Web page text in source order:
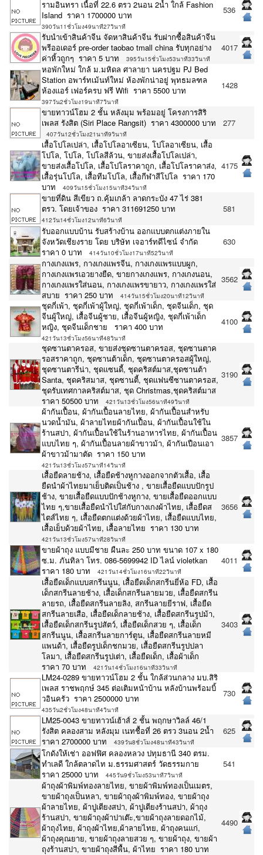
รามอินทรา เนื้อที่ 22.6 ตรว 2นอน 2น้ำ ใกล้ Fashion
Island ราคา 1700000 บาท
390วัน11ชั่วโมง49นาที27วินาที
536
รับนำเข้าสินค้าจีน จัดหาสินค้าจีน รับฝากซื้อสินค้าจีน
พรีออเดอร์ pre-order taobao tmall china รับทุกอย่าง
ค่าหิ้วถูกๆ ราคา 5 บาท
395วัน15ชั่วโมง53นาที33วินาที
4017
หอพักใหม่ ใกล้ ม.มหิดล ศาลายา นครปฐม PJ Bed
Station อพาร์ทเม้นท์ใหม่ ห้องพักน่าอยู่ พุทธมลฑล
ห้องแอร์ เฟอร์ครบ ฟรี Wifi ราคา 5500 บาท
397วัน2ชั่วโมง19นาที7วินาที
1428
ขายทาวน์โฮม 2 ชั้น หลังมุม พร้อมอยู่ โครงการสิริ
เพลส รังสิต (Siri Place Rangsit) ราคา 4300000 บาท
407วัน12ชั่วโมง21นาที9วินาที
277
เสื้อโปโลเปล่า, เสื้อโปโลอาเซียน, โปโลอาเซียน, เสื้อ
โปโล, โปโล, โปโลสีล้วน, ขายส่งเสื้อโปโลเปล่า,
ขายส่งเสื้อโปโล, เสื้อโปโลราคาถูก, เสื้อโปโลราคาส่ง,
เสื้อรุ่นโปโล, เสื้อทีมโปโล, เสื้อกีฬาสีโปโล ราคา 170
บาท
409วัน15ชั่วโมง15นาที34วินาที
4175
ขายที่ดิน สีเขียว ถ.คุ้มเกล้า ลาดกระบัง 47 ไร่ 381
ตรว. โดยเจ้าของ ราคา 311691250 บาท
412วัน14ชั่วโมง12นาที6วินาที
581
รับออกเเบบบ้าน รับสร้างบ้าน ออกเเบบตกเเต่งภายใน
จังหวัดเชียงราย โดย บริษัท เจอาร์ทดีไซน์ จำกัด
ราคา 0 บาท
414วัน10ชั่วโมง17นาที52วินาที
630
กางเกงแพร, กางเกงแพรจีน, กางเกงแพรแบบผูก,
กางเกงแพรเอวยางยืด, ขายกางเกงแพร, กางเกงนอน,
กางเกงแพรใส่นอน, กางเกงแพรขายาว, กางเกงแพรใส่
สบาย ราคา 250 บาท
414วัน15ชั่วโมง20นาที12วินาที
3562
ชุดกี่เพ้า, ชุดกี่เพ้าผู้ใหญ่, ชุดกี่เพ้าเด็ก, ชุดจีนเด็ก, ชุด
จีนผู้ใหญ่, เสื้อจีนผู้ชาย, เสื้อจีนผู้หญิง, ชุดกี่เพ้าเด็ก
หญิง, ชุดจีนเด็กชาย ราคา 400 บาท
421วัน13ชั่วโมง56นาที48วินาที
4100
ชุดซานตาครอส, ขายส่งชุดซานตาครอส, ชุดซานตาค
รอสราคาถูก, ชุดซานต้าเด็ก, ชุดซานตาครอสผู้ใหญ่,
ชุดซานตารีน่า, ชุดแซนดี้, ชุดคริสต์มาส,ชุดซานต้า
Santa, ชุดคริสมาส, ชุดซานตี้, ชุดแฟนซีซานตาครอส,
ชุดรับเทศกาลคริสต์มาส, ชุด Christmas,ชุดคริสต์มาส
ราคา 50500 บาท
421วัน13ชั่วโมง56นาที49วินาที
3190
ผ้ากันเปื้อน, ผ้ากันเปื้อนลายไทย, ผ้ากันเปื้อนสำหรับ
นวดน้ำมัน, ผ้าลายไทยผ้ากันเปื้อน, ผ้ากันเปื้อนใช้ใน
ร้านสปา, ผ้ากันเปื้อนใช้ในร้านอาหารไทย, ผ้ากันเปื้อน
แบบไทย ๆ, ผ้ากันเปื้อนลายผ้าขาวม้า, ผ้ากันเปือนเอา
ผ้าขาวม้ามาตัด ราคา 150 บาท
421วัน13ชั่วโมง57นาที14วินาที
3857
เสื้อยืดลายช้าง, เสื้อยืดช้างหูกางออกจากตัวเสื้อ, เสื้อ
ยืดนำผ้าไทยมาเย็บติดเป็นช้าง , ขายเสื้อยืดแบบปักรูป
ช้าง, ขายเสื้อยืดแบบปักช้างหูกาง, ขายเสื้อยืดออกแบบ
ไทย ๆ,ขายเสื้อยืดนำไปใส่กับกางเกงผ้าไทย, เสื้อยืดส
ไตส์ไทย ๆ, เสื้อยืดตกแต่งด้วยผ้าไทย, เสื้อยืดแบบไทย,
เสื้อเย็บด้วยผ้าไทย, เสื้อลายไทย ราคา 130 บาท
421วัน13ชั่วโมง57นาที28วินาที
3656
ขายผ้าถุง แบบมีชาย ผืนละ 250 บาท ขนาด 107 x 180
ซ.ม. ภันทิลา โทร. 086-5699942 ID ไลน์ violetkan
ราคา 180 บาท
421วัน14ชั่วโมง16นาที22วินาที
4011
เสื้อยืดเด็กแบบสกรีนนูน, เสื้อยืดเด็กสกรีนยี่ห้อ FD, เสื้อ
เด็กสกรีนลายช้าง, เสื้อเด็กสกรีนลายมวย, เสื้อยืดสกรีน
ลายรถ, เสื้อยืดสกรีนลายลิง, สกรีนลายยีราฟ, เสื้อยืด
สกรีนลายเสือ, เสื้อยืดเด็กลายช้าง, เสื้อยืดสกรีนรูปม้า,
เสื้อยืดเด็กสกรีนรูปสัตว์, เสื้อยืดเด็กสวย ๆ, เสื้อเด็ก
สกรีนนูน, เสื้อสกรีนลายการ์ตูน, เสื้อยืดสกรีนลายหมี
แพนด้า, เสื้อยืดรูปเด็กชกมวย, เสื้อยืดสกรีนรูปปลา
โลมา, เสื้อยืดสกรีนรูปเต่า, เสื้อยืดเด็ก, เสื้อผ้าเด็ก
ราคา 70 บาท
421วัน14ชั่วโมง16นาที33วินาที
3403
LM24-0289 ขายทาวน์โฮม 2 ชั้น ใกล้ส่วนกลาง มบ.สิริ
เพลส ราชพฤกษ์ 345 ต่อเติมหน้าบ้าน หลังบ้านพร้อมบิ้
วอินครัว ราคา 2500000 บาท
435วัน2ชั่วโมง48นาที4วินาที
730
LM25-0043 ขายทาวน์เฮ้าส์ 2 ชั้น พฤกษาวิลล์ 46/1
รังสิต คลองสาม หลังมุม เนทชื้อที่ 26 ตรว 3นอน 2น้ำ
ราคา 2700000 บาท
439วัน8ชั่วโมง48นาที43วินาที
625
โกดังให้เช่า ออฟฟิศ คลองหลวง ปทุมธานี 340 ตรม.
ทำเลดี ใกล้ตลาดไท ม.ธรรมศาสตร์ วัดธรรมกาย
ราคา 25000 บาท
445วัน9ชั่วโมง53นาที7วินาที
541
ผ้าถุงผ้าพิมพ์ทองลายไทย, ขายผ้าพิมพ์ทองเป็นเมตร,
ขายผ้าถุงเป็นหลา, ขายผ้าถุงผ้าพิมพ์ทอง, ขายผ้าถุง
ผ้าลายไทย, ผ้าปูเตียงสปา, ผ้าปูเตียงร้านสปา, ผ้าถุง
ร้านสปา, ขายผ้าถุงผ้าปาเต๊ะ,ขายผ้าถุงลายดอกไม้,
ผ้าถุงไทย, ผ้าถุงผ้าไทย,ผ้าลายไทย, ผ้าถุงคนแก่,
ผ้าถุงคุณยาย, ขายผ้าถุงลายสวย ๆ, ขายผ้าถุง, ขายผ้า
ถุงร้านสปา, ขายผ้าถุงสีพื้น, ผ้าไทย ราคา 180 บาท
4490